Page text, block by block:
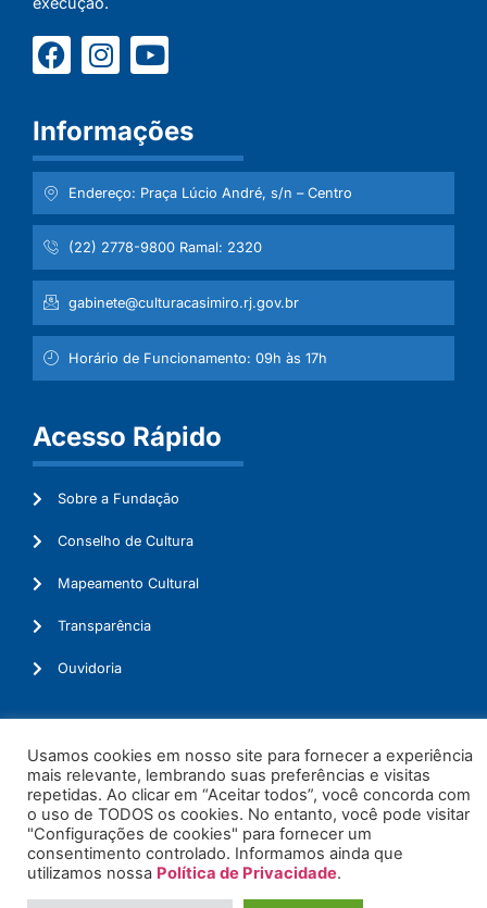
Informações
Endereço: Praça Lúcio André, s/n – Centro
(22) 2778-9800 Ramal: 2320
gabinete@culturacasimiro.rj.gov.br
Horário de Funcionamento: 09h às 17h
Acesso Rápido
Sobre a Fundação
Conselho de Cultura
Mapeamento Cultural
Transparência
Ouvidoria
© 2026. Todos os Direitos Reservados.
Usamos cookies em nosso site para fornecer a experiência
mais relevante, lembrando suas preferências e visitas
repetidas. Ao clicar em “Aceitar todos”, você concorda com
o uso de TODOS os cookies. No entanto, você pode visitar
"Configurações de cookies" para fornecer um
consentimento controlado. Informamos ainda que
utilizamos nossa Política de Privacidade.